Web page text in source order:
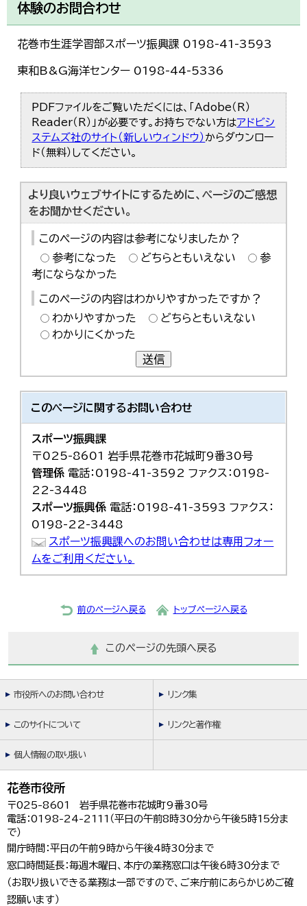
体験のお問合わせ
花巻市生涯学習部スポーツ振興課 0198-41-3593
東和B&G海洋センター 0198-44-5336
PDFファイルをご覧いただくには、「Adobe（R）
Reader（R）」が必要です。お持ちでない方はアドビシ
ステムズ社のサイト（新しいウィンドウ） からダウンロー
ド（無料）してください。
より良いウェブサイトにするために、ページのご感想
をお聞かせください。
このページの内容は参考になりましたか？
参考になった
どちらともいえない
参
考にならなかった
このページの内容はわかりやすかったですか？
わかりやすかった
どちらともいえない
わかりにくかった
送信
このページに関するお問い合わせ
スポーツ振興課
〒025-8601 岩手県花巻市花城町9番30号
管理係 電話：0198-41-3592 ファクス：0198-
22-3448
スポーツ振興係 電話：0198-41-3593 ファクス：
0198-22-3448
スポーツ振興課へのお問い合わせは専用フォー
ムをご利用ください。
前のページへ戻る トップページへ戻る
このページの先頭へ戻る
市役所へのお問い合わせ リンク集
このサイトについて リンクと著作権
個人情報の取り扱い
花巻市役所
〒025-8601 岩手県花巻市花城町9番30号
電話：0198-24-2111（平日の午前8時30分から午後5時15分ま
で）
開庁時間：平日の午前9時から午後4時30分まで
窓口時間延長：毎週木曜日、本庁の業務窓口は午後6時30分まで
（お取り扱いできる業務は一部ですので、ご来庁前にあらかじめご確
認願います）